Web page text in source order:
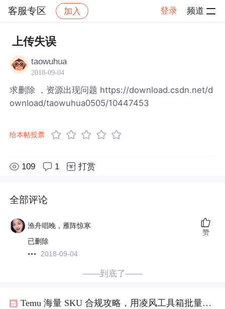
客服专区 加入 登录 频道
社区 客服专区
上传失误
taowuhua
2018-09-04
求删除 ，资源出现问题 https://download.csdn.net/d
ownload/taowuhua0505/10447453
给本帖投票
109 1 打赏
全部评论
渔舟唱晚，雁阵惊寒
已删除
2018-09-04
赞
——到底了——
Temu 海量 SKU 合规攻略，用凌风工具箱批量
上传